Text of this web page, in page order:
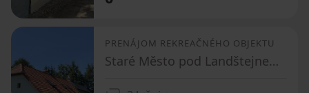
PRENÁJOM REKREAČNÉHO OBJEKTU
Staré Město pod Landštejnem - Veclov, Jihočeský kraj